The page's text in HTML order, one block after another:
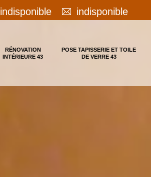
indisponible indisponible
RÉNOVATION
INTÉRIEURE 43
POSE TAPISSERIE ET TOILE
DE VERRE 43